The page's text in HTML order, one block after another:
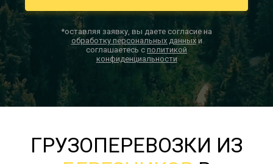
*оставляя заявку, вы даете согласие на
обработку персональных данныхи
соглашаетесь с политикой
конфиденциальности
ГРУЗОПЕРЕВОЗКИ ИЗ